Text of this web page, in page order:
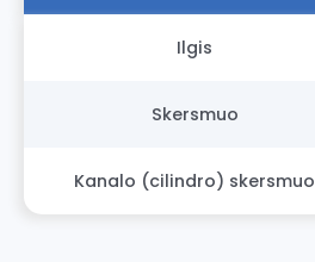
Ilgis
Skersmuo
Kanalo (cilindro) skersmuo